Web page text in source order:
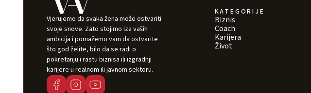
Vjerujemo da svaka žena može ostvariti
svoje snove. Zato stojimo iza vaših
ambicija i pomažemo vam da ostvarite
što god želite, bilo da se radi o
pokretanju i rastu biznisa ili izgradnji
karijere u realnom ili javnom sektoru.
KATEGORIJE
Biznis
Coach
Karijera
Život